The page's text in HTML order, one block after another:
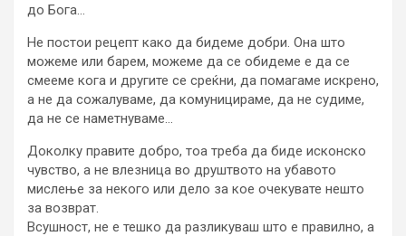
до Бога…
Не постои рецепт како да бидеме добри. Она што
можеме или барем, можеме да се обидеме е да се
смееме кога и другите се среќни, да помагаме искрено,
а не да сожалуваме, да комуницираме, да не судиме,
да не се наметнуваме…
Доколку правите добро, тоа треба да биде исконско
чувство, а не влезница во друштвото на убавото
мислење за некого или дело за кое очекувате нешто
за возврат.
Всушност, не е тешко да разликуваш што е правилно, а